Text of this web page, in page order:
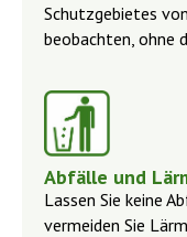
Schutzgebietes
beobachten, ohne
Abfälle und
Lassen Sie keine
vermeiden Sie